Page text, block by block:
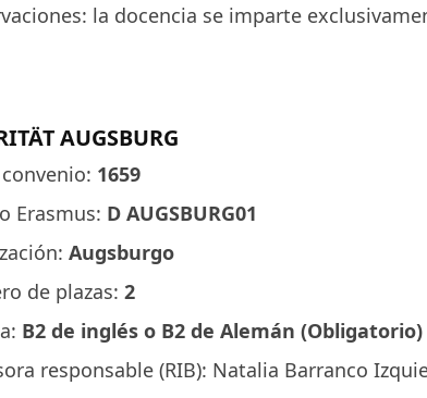
la docencia se imparte
AUGSBURG
1659
Erasmus: D AUGSBURG01
Augsburgo
de plazas: 2
B2 de inglés o B2 de Alemán (Obligatorio)
responsable (RIB): Natalia Barranco